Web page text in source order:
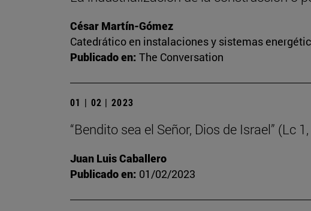
César Martín-Gómez
Catedrático en instalaciones y sistemas
Publicado en: The Conversation
01 | 02 | 2023
“Bendito sea el Señor, Dios de Israel” (Lc
Juan Luis Caballero
Publicado en: 01/02/2023